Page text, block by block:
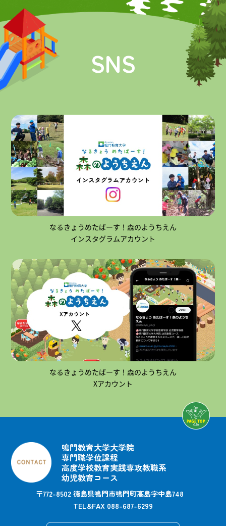
令和7年12月11日
【中・高校生のみなさま
へ】なるきょうめたばー
す 森のようちえん
アバターで子どもの世界や保
育の魅力を体験しよう
保育クイズ、動画・漫画など
随時更新中。
進路・保育相談も可能です！
SNS
なるきょうめたばーす！森のようちえん
インスタグラムアカウント
なるきょうめたばーす！森のようちえん
Xアカウント
鳴門教育大学大学院
専門職学位課程
高度学校教育実践専攻教職系
幼児教育コース
〒772-8502 徳島県鳴門市鳴門町高島字中島748
TEL&FAX 088-687-6299